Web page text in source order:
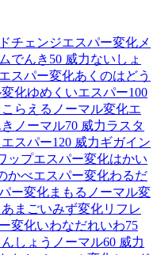
チェンジエスパー変化 メ
でんき 50 威力ないしょ
エスパー変化あくのはどう
変化ゆめくいエスパー100
こらえる ノーマル変化エ
ノーマル70 威力ラスタ
エスパー120 威力ギガイン
ップエスパー変化はかい
かべエスパー変化わるだ
ー変化まもる ノーマル変
あまごいみず変化リフレ
変化いわなだれいわ75
んしょう ノーマル60 威力